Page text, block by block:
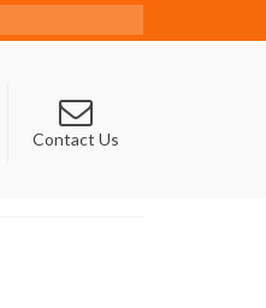
Contact Us